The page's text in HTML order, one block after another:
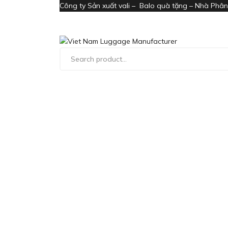
Công ty Sản xuất vali – Balo quà tặng – Nhà